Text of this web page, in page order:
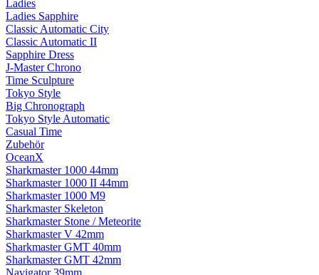
Ladies
Ladies Sapphire
Classic Automatic City
Classic Automatic II
Sapphire Dress
J-Master Chrono
Time Sculpture
Tokyo Style
Big Chronograph
Tokyo Style Automatic
Casual Time
Zubehör
OceanX
Sharkmaster 1000 44mm
Sharkmaster 1000 II 44mm
Sharkmaster 1000 M9
Sharkmaster Skeleton
Sharkmaster Stone / Meteorite
Sharkmaster V 42mm
Sharkmaster GMT 40mm
Sharkmaster GMT 42mm
Navigator 39mm